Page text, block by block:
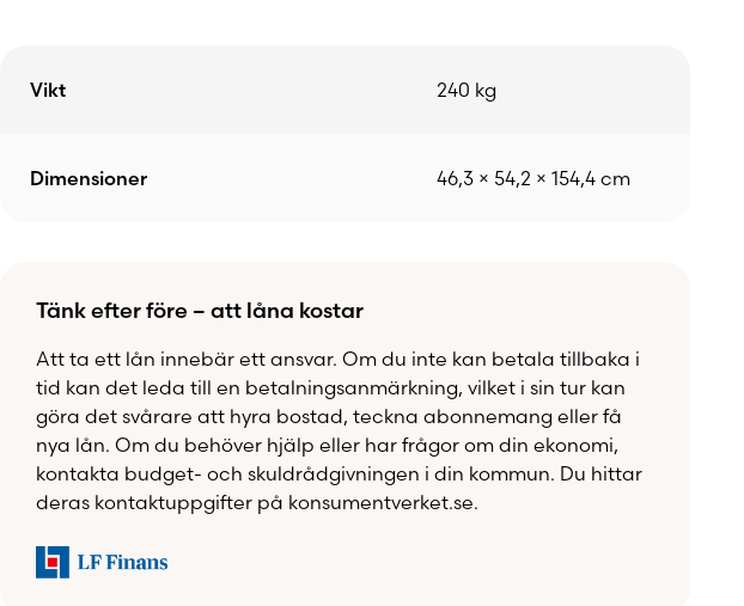
Vikt 240 kg
Dimensioner 46,3 × 54,2 × 154,4 cm
Tänk efter före – att låna kostar
Att ta ett lån innebär ett ansvar. Om du inte kan betala tillbaka i
tid kan det leda till en betalningsanmärkning, vilket i sin tur kan
göra det svårare att hyra bostad, teckna abonnemang eller få
nya lån. Om du behöver hjälp eller har frågor om din ekonomi,
kontakta budget- och skuldrådgivningen i din kommun. Du hittar
deras kontaktuppgifter på konsumentverket.se.